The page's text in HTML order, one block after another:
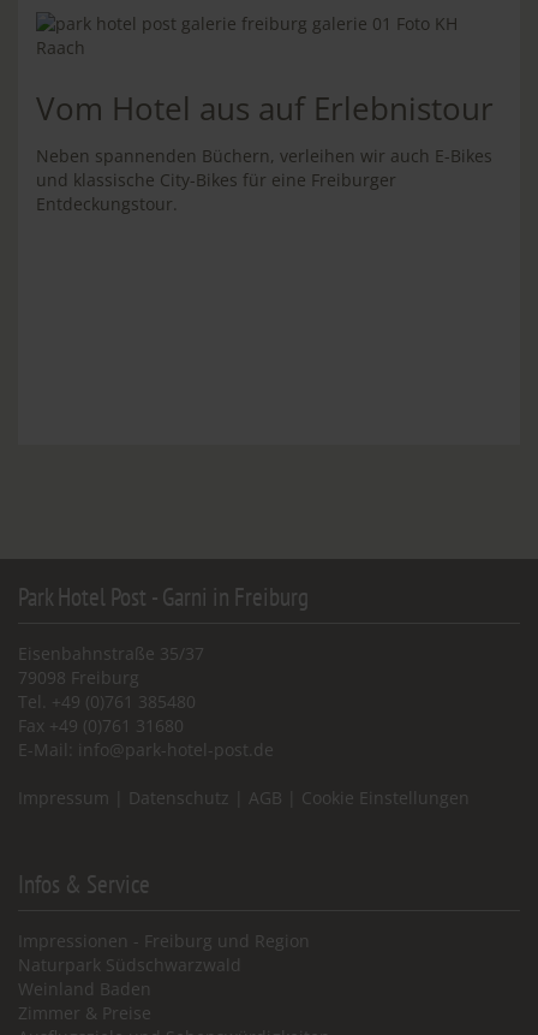
Vom Hotel aus auf Erlebnistour
Neben spannenden Büchern, verleihen wir auch E-Bikes
und klassische City-Bikes für eine Freiburger
Entdeckungstour.
Park Hotel Post - Garni in Freiburg
Eisenbahnstraße 35/37
79098 Freiburg
Tel. +49 (0)761 385480
Fax +49 (0)761 31680
E-Mail:
info@park-hotel-post.de
Impressum Datenschutz AGB Cookie Einstellungen
Infos & Service
Impressionen - Freiburg und Region
Naturpark Südschwarzwald
Weinland Baden
Zimmer & Preise